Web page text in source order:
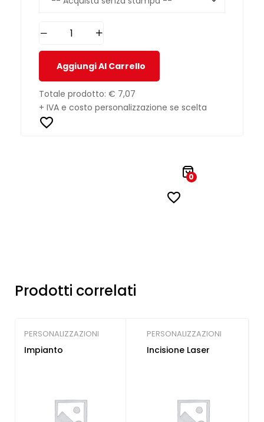
Aggiungi Al Carrello
Totale prodotto: € 7,07
+ IVA e costo personalizzazione se scelta
0
Prodotti correlati
PERSONALIZZAZIONI
Impianto
PERSONALIZZAZIONI
Incisione Laser